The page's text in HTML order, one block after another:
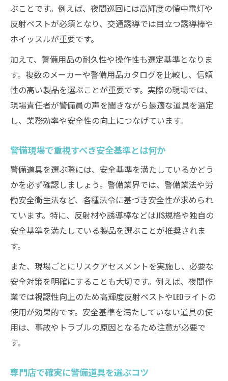
用途に応じた警備道具の選び方
警備の種類ごとに適した道具の選び方
警備用途別に見る装備選定の考え方
販売店で相談できる警備道具の選定術
カタログを活用した警備用品の最適化法
交通誘導用警備道具のおすすめ活用法
警備用品カタログ活用のポイント解説
警備用品カタログ比較で失敗しない選択術
金星カタログを活用した道具選びのコツ
通販カタログで見落としがちな警備用品
警備カタログによる最新装備のチェック方
法
警備の効率向上に役立つ最新装備とは
警備業界で注目の新しい装備と機能
警備用品専門店で選ぶ最新アイテムの特徴
警備カタログで話題の最新警備用品とは
通販で手に入る高機能警備道具の比較
警備用品通販サイト活用の失敗しないコツ
ぶことです。例えば、夜間巡回には高輝度の懐中電灯や
反射ベストが必須となり、交通誘導では目立つ誘導棒や
ホイッスルが重要です。
加えて、警備用品の耐久性や操作性も選定基準となりま
す。複数のメーカーや警備用品カタログを比較し、信頼
性の高い製品を選ぶことが重要です。実際の現場では、
現場責任者が警備員の声を聞きながら最適な道具を選定
し、業務効率や安全性の向上につなげています。
警備現場で重視すべき安全基準とは何か
警備道具を選ぶ際には、安全基準を満たしているかどう
かを必ず確認しましょう。警備業界では、警備業法や労
働安全衛生法など、各種法令に基づき安全性が求められ
ています。特に、反射材や誘導棒などはJIS規格や独自の
安全基準を満たしている製品を選ぶことが推奨されま
す。
また、現場ごとにリスクアセスメントを実施し、必要な
安全対策を明確にすることも大切です。例えば、夜間作
業では視認性向上のため高輝度反射ベストやLEDライトの
使用が効果的です。安全基準を満たしていない道具の使
用は、事故やトラブルの原因となるため注意が必要で
す。
専門店で確実に警備道具を選ぶコツ